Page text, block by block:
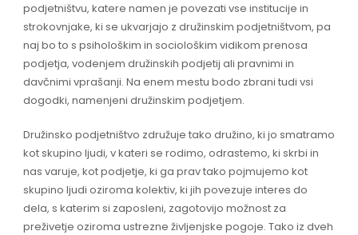
podjetništvu, katere namen je povezati vse institucije in
strokovnjake, ki se ukvarjajo z družinskim podjetništvom, pa
naj bo to s psihološkim in sociološkim vidikom prenosa
podjetja, vodenjem družinskih podjetij ali pravnimi in
davčnimi vprašanji. Na enem mestu bodo zbrani tudi vsi
dogodki, namenjeni družinskim podjetjem.
Družinsko podjetništvo združuje tako družino, ki jo smatramo
kot skupino ljudi, v kateri se rodimo, odrastemo, ki skrbi in
nas varuje, kot podjetje, ki ga prav tako pojmujemo kot
skupino ljudi oziroma kolektiv, ki jih povezuje interes do
dela, s katerim si zaposleni, zagotovijo možnost za
preživetje oziroma ustrezne življenjske pogoje. Tako iz dveh